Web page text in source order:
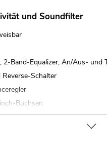
und Soundfilter
Band-Equalizer, An/Aus- und
Schalter
Buchsen
Mastersumme über regelbaren